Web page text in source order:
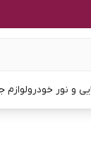
و نور خودرولوازم